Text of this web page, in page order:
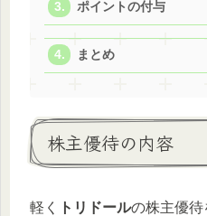
ポイントの付与
まとめ
株主優待の内容
軽く トリドールの株主優待